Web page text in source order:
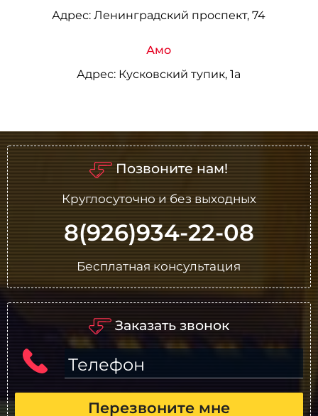
Адрес: Ленинградский проспект, 74
Амо
Адрес: Кусковский тупик, 1а
Позвоните нам!
Круглосуточно и без выходных
8(926)934-22-08
Бесплатная консультация
Заказать звонок
Телефон
Перезвоните мне